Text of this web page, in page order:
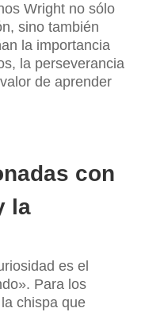
Wright no sólo
sino también
la importancia
la perseverancia
de aprender
con
la
es el
Para los
chispa que